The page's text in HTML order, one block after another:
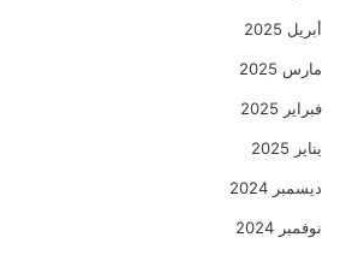
أبريل 2025
مارس 2025
فبراير 2025
يناير 2025
ديسمبر 2024
نوفمبر 2024